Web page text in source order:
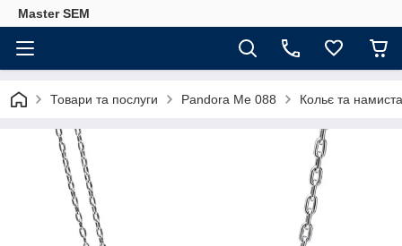
Master SEM
Товари та послуги Pandora Me 088 Кольє та намиста